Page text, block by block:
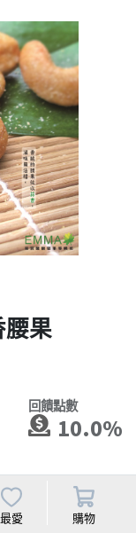
腰果
回饋點數
10.0%
最愛 購物